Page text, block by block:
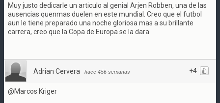
Muy justo dedicarle un articulo al genial Arjen Robben, una de las
ausencias quenmas duelen en este mundial. Creo que el futbol
aun le tiene preparado una noche gloriosa mas a su brillante
carrera, creo que la Copa de Europa se la dara
+4
Adrian Cervera · hace 456 semanas
@Marcos Kriger